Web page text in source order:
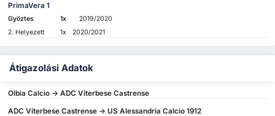
PrimaVera 1
Győztes 1x
2019/2020
2. Helyezett
1x 2020/2021
Átigazolási Adatok
Olbia Calcio -> ADC Viterbese Castrense
ADC Viterbese Castrense -> US Alessandria Calcio 1912